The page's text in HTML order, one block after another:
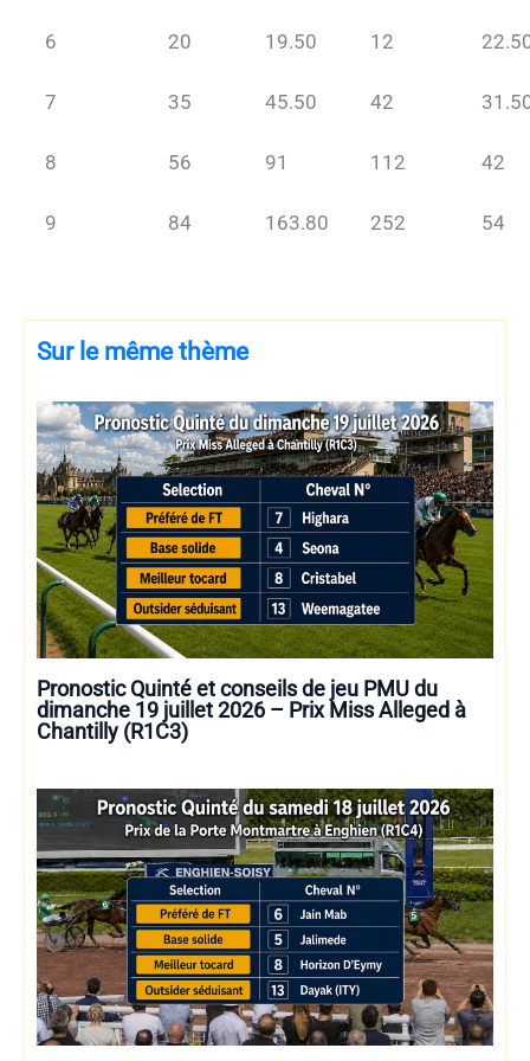
6 20 19.50 12
7 35 45.50 42
8 56 91 112 42
9 84 163.80 252 54
Sur le même thème
Pronostic Quinté et conseils de jeu PMU du
dimanche 19 juillet 2026 – Prix Miss Alleged à
Chantilly (R1C3)